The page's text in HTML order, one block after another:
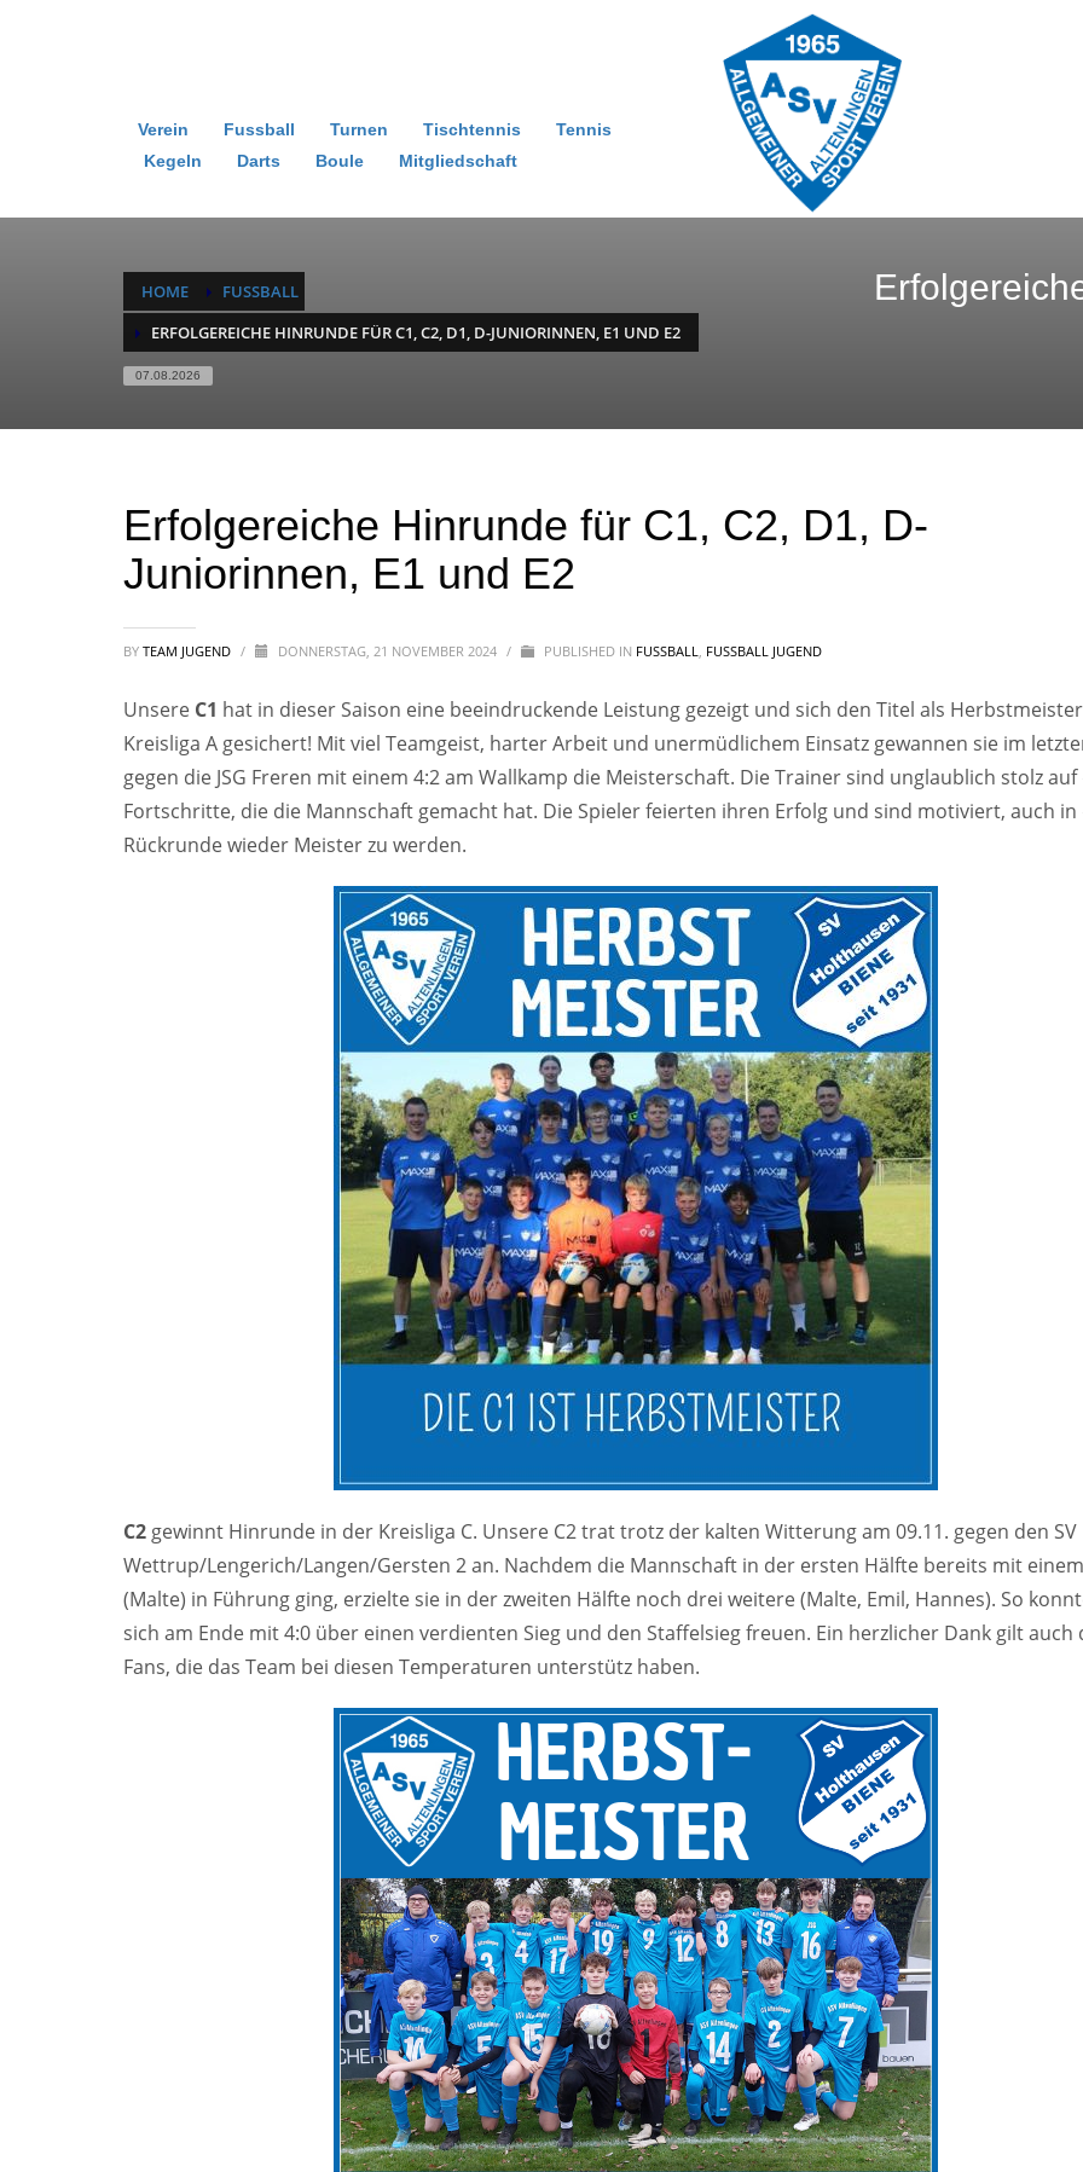
Verein Fussball Turnen Tischtennis
Tennis
Kegeln
Darts Boule Mitgliedschaft
HOME
FUSSBALL
ERFOLGEREICHE HINRUNDE FÜR C1, C2, D1, D-JUNIORINNEN, E1 UND E2
07.08.2026
Erfolgereiche Hinrunde für C1, C2, D1, D-
Juniorinnen, E1 und E2
BY TEAM JUGEND / DONNERSTAG, 21 NOVEMBER 2024 / PUBLISHED IN FUSSBALL, FUSSBALL JUGEND
Unsere C1 hat in dieser Saison eine beeindruckende Leistung gezeigt und sich den Titel als
Kreisliga A gesichert! Mit viel Teamgeist, harter Arbeit und unermüdlichem Einsatz gewannen sie im
gegen die JSG Freren mit einem 4:2 am Wallkamp die Meisterschaft. Die Trainer sind unglaublich stolz auf
Fortschritte, die die Mannschaft gemacht hat. Die Spieler feierten ihren Erfolg und sind motiviert, auch in
Rückrunde wieder Meister zu werden.
C2 gewinnt Hinrunde in der Kreisliga C. Unsere C2 trat trotz der kalten Witterung am 09.11. gegen den SV
Wettrup/Lengerich/Langen/Gersten 2 an. Nachdem die Mannschaft in der ersten Hälfte bereits mit
(Malte) in Führung ging, erzielte sie in der zweiten Hälfte noch drei weitere (Malte, Emil, Hannes). So
sich am Ende mit 4:0 über einen verdienten Sieg und den Staffelsieg freuen. Ein herzlicher Dank gilt auch
Fans, die das Team bei diesen Temperaturen unterstütz haben.